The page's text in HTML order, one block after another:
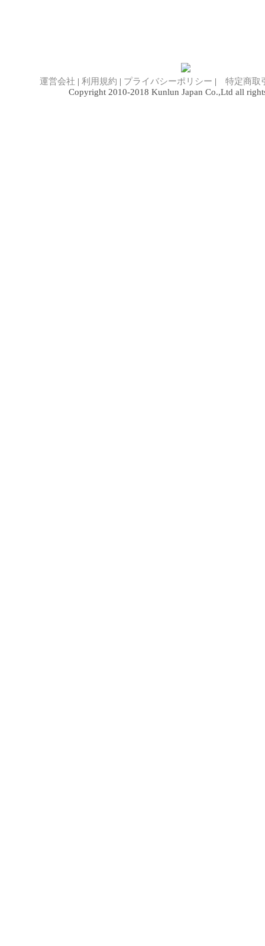
運営会社 | 利用規約 | プライバシーポリシー | 特定商取
Copyright 2010-2018 Kunlun Japan Co.,Ltd all